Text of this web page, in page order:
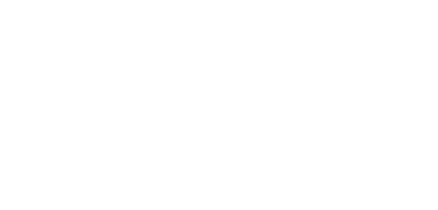
firemní jednání můžete využívat konferenční místnosti
tak, aby zaručovaly maximální pohodlí a relaxaci. Každý pokoj je vybaven vlastním sociálním zařízením a koupelnou se sprchou či
přípravu kávy/čaje a jsou plně klimatizovány. V každém pokoji je dostupné WiFi připojení. Hotel nabízí pobyt v prostorných suitách s